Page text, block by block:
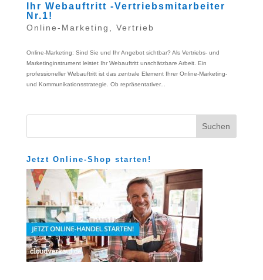
Ihr Webauftritt -Vertriebsmitarbeiter
Nr.1!
Online-Marketing Vertrieb
Online-Marketing: Sind Sie und Ihr Angebot sichtbar? Als Vertriebs- und
Marketinginstrument leistet Ihr Webauftritt unschätzbare Arbeit. Ein
professioneller Webauftritt ist das zentrale Element Ihrer Online-Marketing-
und Kommunikationsstrategie. Ob repräsentativer...
Jetzt Online-Shop starten!